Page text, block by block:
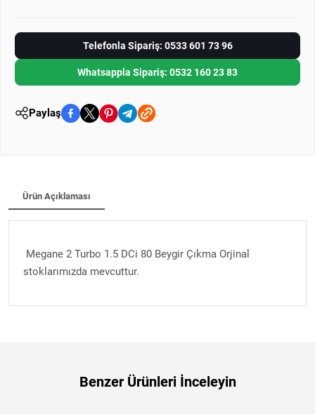
Telefonla Sipariş: 0533 601 73 96
Whatsappla Sipariş: 0532 160 23 83
Paylaş
Ürün Açıklaması
Megane 2 Turbo 1.5 DCi 80 Beygir Çıkma Orjinal
stoklarımızda mevcuttur.
Benzer Ürünleri İnceleyin